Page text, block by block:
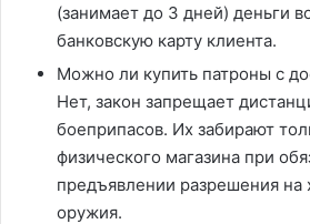
(занимает до 3 дней) деньги
банковскую карту клиента.
Можно ли купить патроны с
Нет, закон запрещает
боеприпасов. Их забирают
физического магазина при
предъявлении разрешения
оружия.